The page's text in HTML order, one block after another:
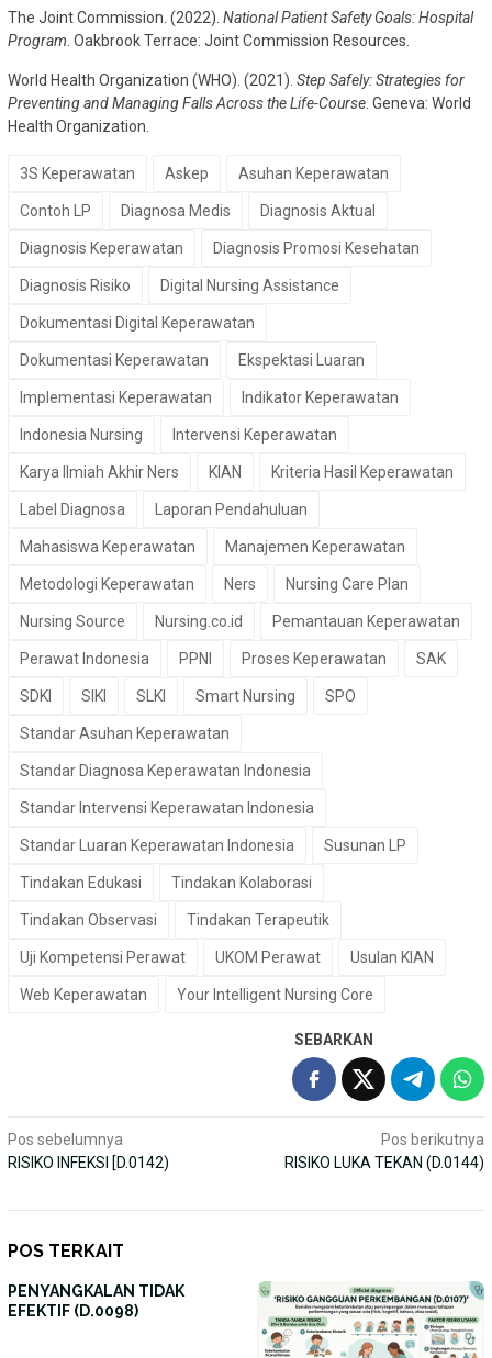
The Joint Commission. (2022). National Patient Safety Goals: Hospital
Program . Oakbrook Terrace: Joint Commission Resources.
World Health Organization (WHO). (2021). Step Safely: Strategies for
Preventing and Managing Falls Across the Life-Course . Geneva: World
Health Organization.
3S Keperawatan Askep Asuhan Keperawatan
Contoh LP Diagnosa Medis Diagnosis Aktual
Diagnosis Keperawatan Diagnosis Promosi Kesehatan
Diagnosis Risiko Digital Nursing Assistance
Dokumentasi Digital Keperawatan
Dokumentasi Keperawatan Ekspektasi Luaran
Implementasi Keperawatan Indikator Keperawatan
Indonesia Nursing Intervensi Keperawatan
Karya Ilmiah Akhir Ners KIAN Kriteria Hasil Keperawatan
Label Diagnosa Laporan Pendahuluan
Mahasiswa Keperawatan Manajemen Keperawatan
Metodologi Keperawatan Ners Nursing Care Plan
Nursing Source Nursing.co.id Pemantauan Keperawatan
Perawat Indonesia PPNI Proses Keperawatan SAK
SDKI SIKI SLKI Smart Nursing SPO
Standar Asuhan Keperawatan
Standar Diagnosa Keperawatan Indonesia
Standar Intervensi Keperawatan Indonesia
Standar Luaran Keperawatan Indonesia Susunan LP
Tindakan Edukasi Tindakan Kolaborasi
Tindakan Observasi Tindakan Terapeutik
Uji Kompetensi Perawat UKOM Perawat Usulan KIAN
Web Keperawatan Your Intelligent Nursing Core
SEBARKAN
Navigasi
pos
Pos sebelumnya
RISIKO INFEKSI [D.0142)
Pos berikutnya
RISIKO LUKA TEKAN (D.0144)
POS TERKAIT
PENYANGKALAN TIDAK
EFEKTIF (D.0098)